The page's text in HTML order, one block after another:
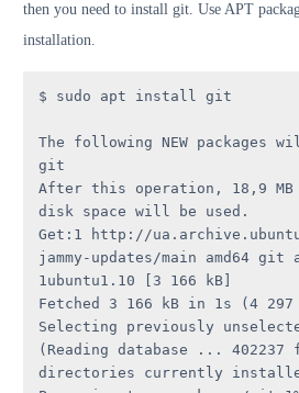
then you need to install git. Use APT
installation.
$ sudo apt install git
The following NEW packages
git
After this operation, 18,9
disk space will be used.
Get:1 http://
jammy-updates/main amd64 git
1ubuntu1.10 [3 166 kB]
Fetched 3 166 kB in 1s (4
Selecting previously
(Reading database ... 402237
directories currently